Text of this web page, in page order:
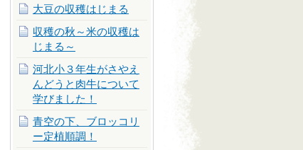
大豆の収穫はじまる
収穫の秋～米の収穫は
じまる～
河北小３年生がさやえ
んどうと肉牛について
学びました！
青空の下、ブロッコリ
ー定植順調！